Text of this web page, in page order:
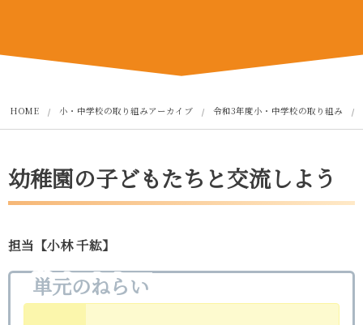
HOME 小・中学校の取り組みアーカイブ 令和3年度小・中学校の取り組み
幼稚園の子どもたちと交流しよう
担当【小林 千紘】
単元のねらい